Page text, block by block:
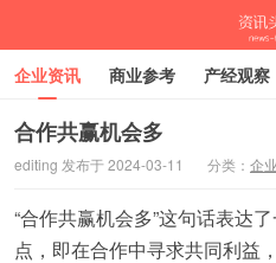
企业资讯 商业参考 产经观察
时尚潮流 母婴亲子
合作共赢机会多
editing 发布于 2024-03-11 分类： 企
“合作共赢机会多”这句话表达
点，即在合作中寻求共同利益